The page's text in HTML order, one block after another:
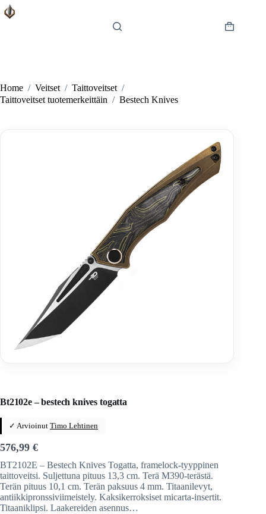
Skip
to
Shopping
Home / Veitset / Taittoveitset /
Taittoveitset tuotemerkeittäin / Bestech Knives
Bt2102e – bestech knives togatta
✓ Arvioinut Timo Lehtinen
576,99 €
BT2102E – Bestech Knives Togatta, framelock-tyyppinen
taittoveitsi. Suljettuna pituus 13,3 cm. Terä M390-terästä.
Terän pituus 10,1 cm. Terän paksuus 4 mm. Titaanilevyt,
antiikkipronssiviimeistely. Kaksikerroksiset micarta-insertit.
Titaaniklipsi. Laakereiden asennus…